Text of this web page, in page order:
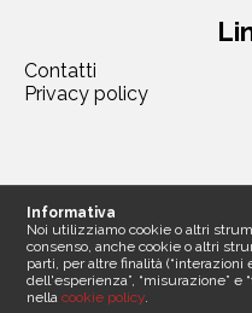
Contatti
Privacy policy
Informativa
Noi utilizziamo cookie o altri
consenso, anche cookie o altri
parti, per altre finalità
dell'esperienza”, “misurazione” e
nellacookie policy.